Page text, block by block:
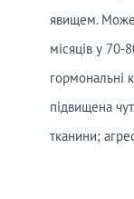
явищем. Може
місяців у 70-
гормональні
підвищена
тканини;